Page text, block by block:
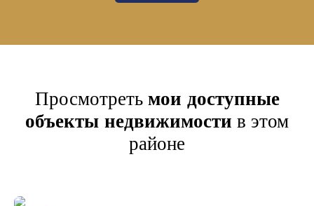
Просмотреть мои доступные
объекты недвижимости в этом
районе